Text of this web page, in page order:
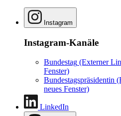
Instagram
Instagram-Kanäle
Bundestag (Externer
Fenster)
Bundestagspräsidentin
neues Fenster)
LinkedIn